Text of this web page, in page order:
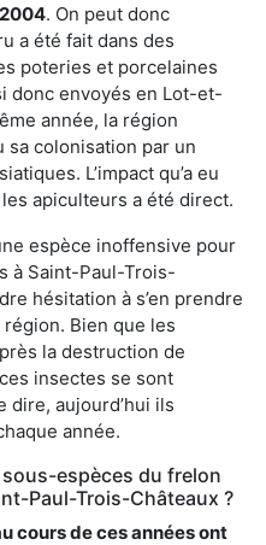
. On peut donc
a été fait dans des
poteries et porcelaines
donc envoyés en Lot-et-
année, la région
sa colonisation par un
L’impact qu’a eu
apiculteurs a été direct.
espèce inoffensive pour
à Saint-Paul-Trois-
hésitation à s’en prendre
Bien que les
la destruction de
insectes se sont
dire, aujourd’hui ils
année.
espèces du frelon
Paul-Trois-Châteaux ?
cours de ces années ont